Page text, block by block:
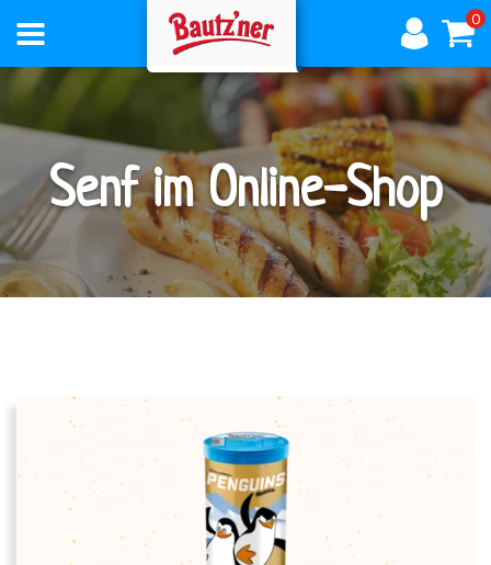
AKTUELLES
ÜBER
BAUTZNER
PRODUKTE
BRUTZELKUNDE
0
Senf im Online-Shop